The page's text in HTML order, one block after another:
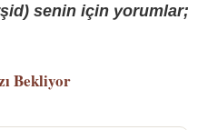
senin için yorumlar;
Bekliyor